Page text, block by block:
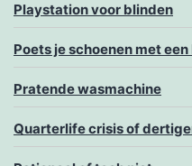
Playstation voor blinden
Poets je schoenen met
Pratende wasmachine
Quarterlife crisis of